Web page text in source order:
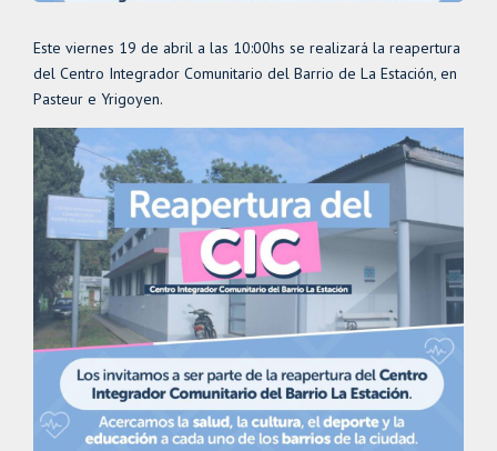
Este viernes 19 de abril a las 10:00hs se realizará la reapertura
del Centro Integrador Comunitario del Barrio de La Estación, en
Pasteur e Yrigoyen.